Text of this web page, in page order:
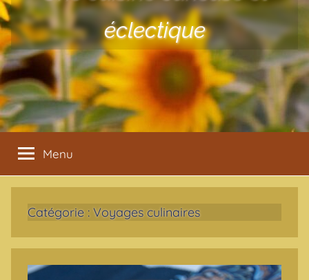
éclectique
Menu
Catégorie : Voyages culinaires